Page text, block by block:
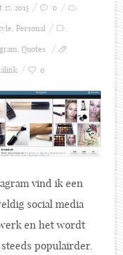
2015 0
, Personal
, Quotes
0
vind ik een
social media
en het wordt
populairder.